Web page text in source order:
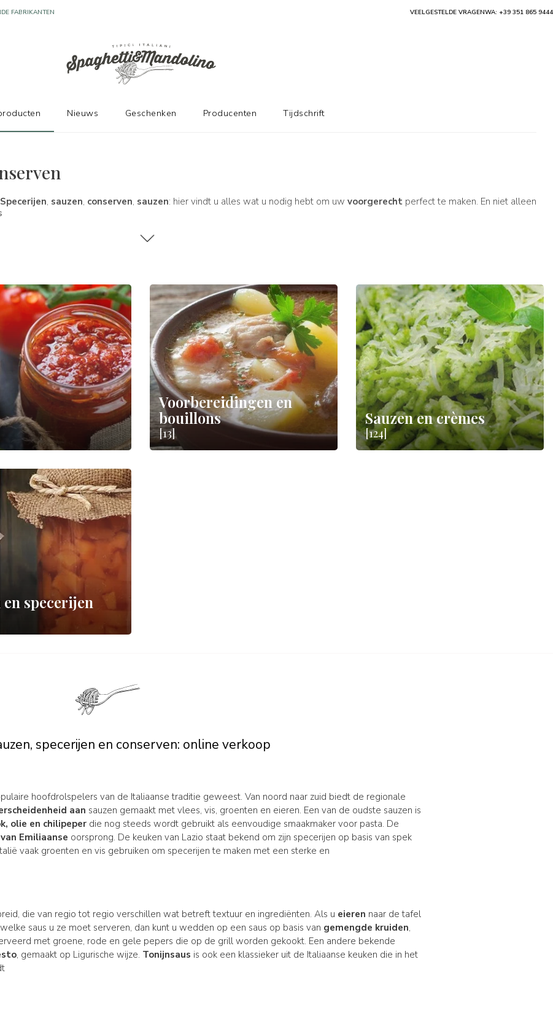
Specerijen, sauzen, conserven, sauzen: hier vindt u alles wat u nodig hebt om uw voorgerecht perfect te maken. En niet alleen
Voorbereidingen en
bouillons
[13]
Sauzen en crèmes
[124]
en specerijen
specerijen en conserven: online verkoop
hoofdrolspelers van de Italiaanse traditie geweest. Van noord naar zuid biedt de regionale
aan sauzen gemaakt met vlees, vis, groenten en eieren. Een van de oudste sauzen is
olie en chilipeper die nog steeds wordt gebruikt als eenvoudige smaakmaker voor pasta. De
Emiliaanse oorsprong. De keuken van Lazio staat bekend om zijn specerijen op basis van spek
vaak groenten en vis gebruiken om specerijen te maken met een sterke en
die van regio tot regio verschillen wat betreft textuur en ingrediënten. Als u eieren naar de tafel
saus u ze moet serveren, dan kunt u wedden op een saus op basis van gemengde kruiden,
met groene, rode en gele pepers die op de grill worden gekookt. Een andere bekende
, gemaakt op Ligurische wijze. Tonijnsaus is ook een klassieker uit de Italiaanse keuken die in het
FABRIKANTEN VEELGESTELDE VRAGENWA: +39 351 865 9444
Nieuws Geschenken Producenten Tijdschrift